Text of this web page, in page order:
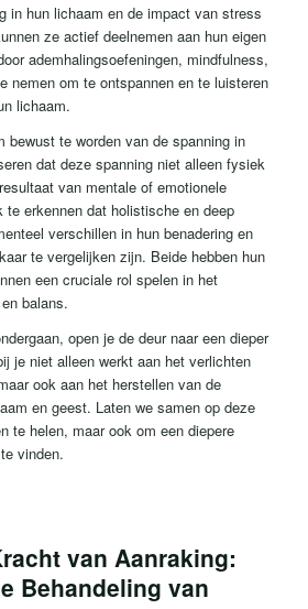
in hun lichaam en de impact van stress
ze actief deelnemen aan hun eigen
ademhalingsoefeningen, mindfulness,
nemen om te ontspannen en te luisteren
lichaam.
bewust te worden van de spanning in
dat deze spanning niet alleen fysiek
van mentale of emotionele
erkennen dat holistische en deep
verschillen in hun benadering en
te vergelijken zijn. Beide hebben hun
een cruciale rol spelen in het
balans.
open je de deur naar een dieper
je niet alleen werkt aan het verlichten
ook aan het herstellen van de
en geest. Laten we samen op deze
te helen, maar ook om een diepere
vinden.
van Aanraking:
Behandeling van